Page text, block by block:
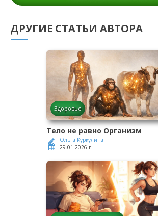
ДРУГИЕ СТАТЬИ АВТОРА
Здоровье
Тело не равно Организм
Ольга Куркулина
29.01.2026 г.